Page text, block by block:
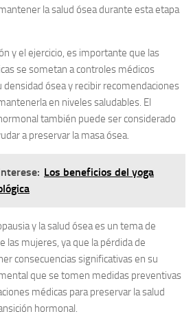
la salud ósea durante esta etapa
y el ejercicio, es importante que las
se sometan a controles médicos
densidad ósea y recibir recomendaciones
en niveles saludables. El
también puede ser considerado
a preservar la masa ósea.
Los beneficios del yoga
y la salud ósea es un tema de
las mujeres, ya que la pérdida de
consecuencias significativas en su
que se tomen medidas preventivas
médicas para preservar la salud
hormonal.